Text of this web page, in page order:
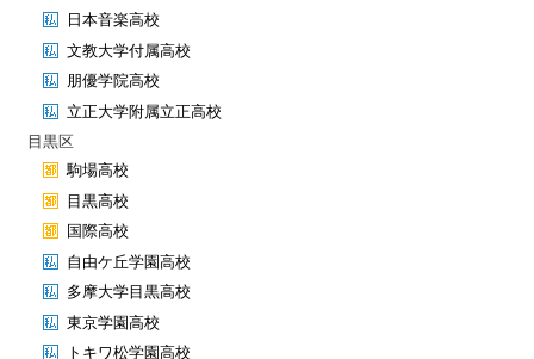
日本音楽高校
文教大学付属高校
朋優学院高校
立正大学附属立正高校
目黒区
駒場高校
目黒高校
国際高校
自由ケ丘学園高校
多摩大学目黒高校
東京学園高校
トキワ松学園高校